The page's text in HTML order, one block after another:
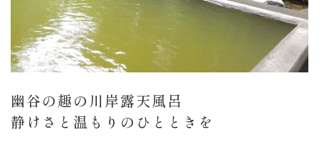
幽谷の趣の川岸露天風呂
静けさと温もりのひとときを